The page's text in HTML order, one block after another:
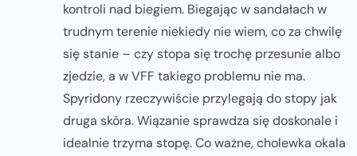
kontroli nad biegiem. Biegając w sandałach w
trudnym terenie niekiedy nie wiem, co za chwilę
się stanie – czy stopa się trochę przesunie albo
zjedzie, a w VFF takiego problemu nie ma.
Spyridony rzeczywiście przylegają do stopy jak
druga skóra. Wiązanie sprawdza się doskonale i
idealnie trzyma stopę. Co ważne, cholewka okala